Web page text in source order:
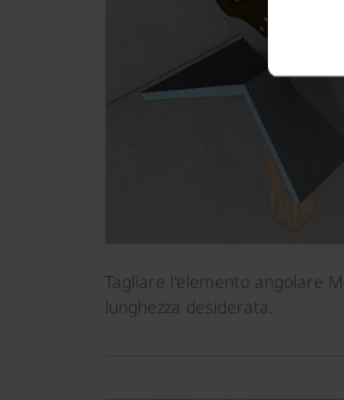
Tagliare l'elemento angolare
lunghezza desiderata.